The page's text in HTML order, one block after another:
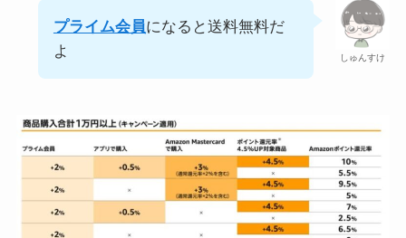
しゅんすけ
プライム会員になると送料無料だ
よ